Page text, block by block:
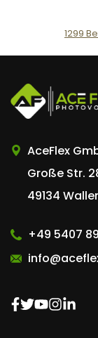
1299
AceFlex
Große Str.
49134
+49 5407